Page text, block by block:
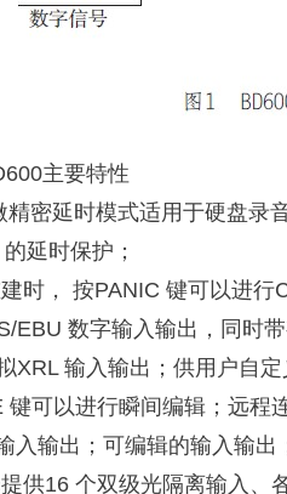
主要特性
精密延时模式适用于硬盘录
延时保护；
时， 按PANIC 键可以进行
EBU 数字输入输出，同时
XRL 输入输出；供用户自定
键可以进行瞬间编辑；远程
入输出；可编辑的输入输出
供16 个双级光隔离输入、